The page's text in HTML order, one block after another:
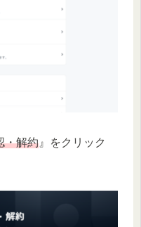
・解約 』をクリック